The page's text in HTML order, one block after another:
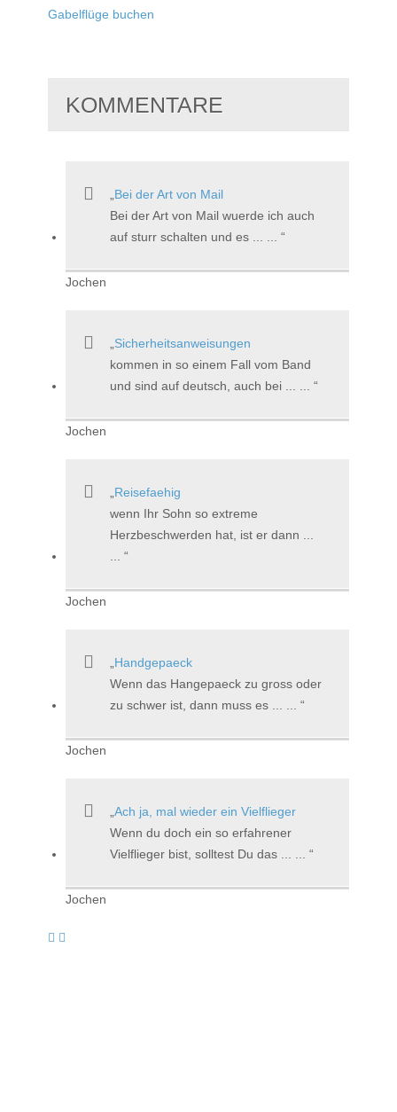
Gabelflüge buchen
KOMMENTARE
Bei der Art von Mail
Bei der Art von Mail wuerde ich auch
auf sturr schalten und es ... ...
Jochen
Sicherheitsanweisungen
kommen in so einem Fall vom Band
und sind auf deutsch, auch bei ... ...
Jochen
Reisefaehig
wenn Ihr Sohn so extreme
Herzbeschwerden hat, ist er dann ...
Jochen
Handgepaeck
Wenn das Hangepaeck zu gross oder
zu schwer ist, dann muss es ... ...
Jochen
Ach ja, mal wieder ein Vielflieger
Wenn du doch ein so erfahrener
Vielflieger bist, solltest Du das ... ...
Jochen